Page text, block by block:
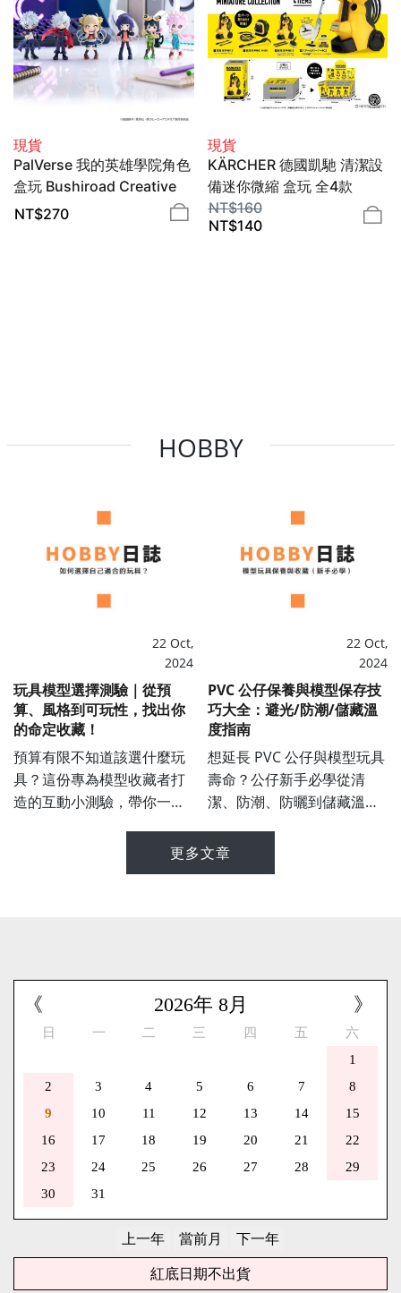
現貨
PalVerse 我的英雄學院角色
盒玩 Bushiroad Creative
NT$270
現貨
KÄRCHER 德國凱馳 清潔設
備迷你微縮 盒玩 全4款
KITAN CLUB
NT$160
NT$140
HOBBY
22 Oct,
2024
玩具模型選擇測驗｜從預
算、風格到可玩性，找出你
的命定收藏！
預算有限不知道該選什麼玩
具？這份專為模型收藏者打
造的互動小測驗，帶你一步
黏土人、組裝模型、GK 到
22 Oct,
2024
PVC 公仔保養與模型保存技
巧大全：避光/防潮/儲藏溫
度指南
想延長 PVC 公仔與模型玩具
壽命？公仔新手必學從清
潔、防潮、防曬到儲藏溫度
學模型玩具公仔的收藏與保
更多文章
《 》
2026年 8月
日 一 二 三 四 五
六
1
2
3 4 5 6 7
8
9
10 11 12 13 14
15
16
17 18 19 20 21
22
23
24 25 26 27 28
29
30
31
紅底日期不出貨